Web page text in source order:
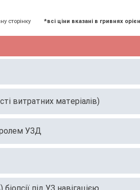
сторінку *всі ціни вказані в гривнях
витратних матеріалів)
УЗД